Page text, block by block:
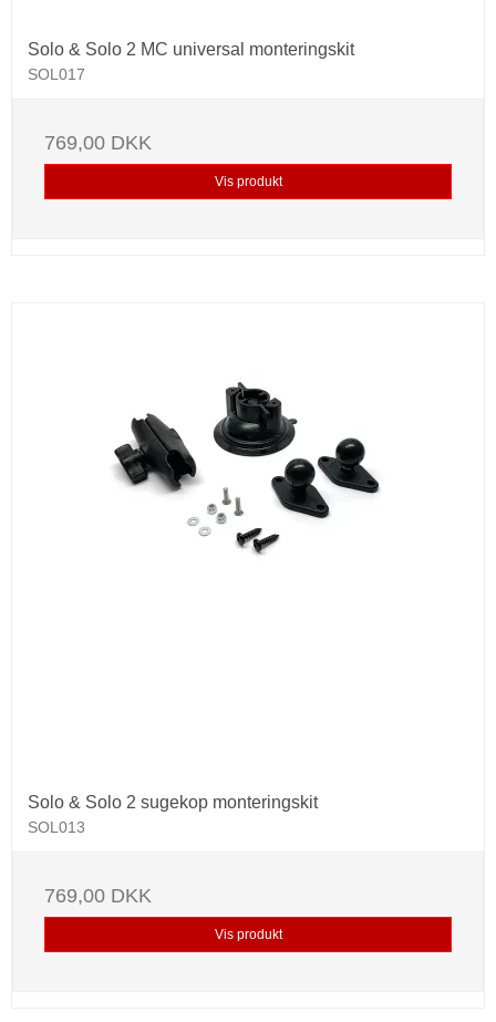
Solo & Solo 2 MC universal monteringskit
SOL017
769,00 DKK
Vis produkt
Solo & Solo 2 sugekop monteringskit
SOL013
769,00 DKK
Vis produkt